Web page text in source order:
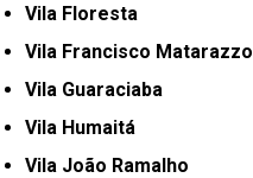
Vila Floresta
Vila Francisco Matarazzo
Vila Guaraciaba
Vila Humaitá
Vila João Ramalho